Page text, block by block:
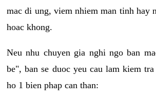
mac di ung, viem nhiem man tinh hay
hoac khong.
Neu nhu chuyen gia nghi ngo ban
be", ban se duoc yeu cau lam kiem
ho 1 bien phap can than: